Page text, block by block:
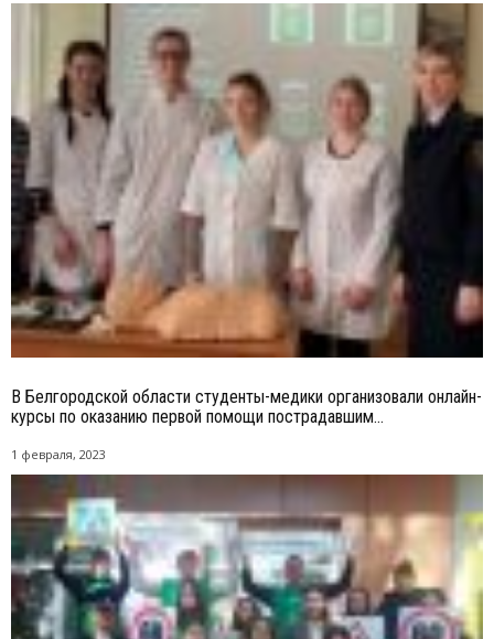
В Белгородской области студенты-медики организовали онлайн-
курсы по оказанию первой помощи пострадавшим...
1 февраля, 2023